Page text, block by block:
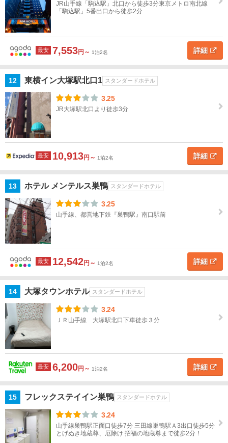
梅・
あき
る野
伊
島
小
笠
原
諸
原・
御茶
ノ
水・
水道
橋
銀
座・
地・
月島
渋
谷・
原
表参
恵比
寿・
自由
が
JR山手線「駒込駅」北口から徒歩3分東京メトロ南北線
「駒込駅」5番出口から徒歩2分
最安 7,553円～ 1泊2名 詳細
12 東横イン大塚駅北口1 スタンダードホテル
3.25
JR大塚駅北口より徒歩3分
最安 10,913円～ 1泊2名 詳細
13 ホテル メンテルス巣鴨 スタンダードホテル
3.25
山手線、都営地下鉄『巣鴨駅』南口駅前
最安 12,542円～ 1泊2名 詳細
14 大塚タウンホテル スタンダードホテル
3.24
ＪＲ山手線 大塚駅北口下車徒歩３分
最安 6,200円～ 1泊2名 詳細
15 フレックステイイン巣鴨 スタンダードホテル
3.24
山手線巣鴨駅正面口徒歩7分 三田線巣鴨駅Ａ3出口徒歩5分
とげぬき地蔵尊、厄除け 招福の地蔵尊まで徒歩2分！